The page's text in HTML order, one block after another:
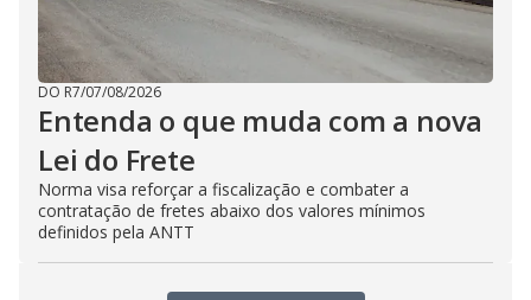
DO R7/07/08/2026
Entenda o que muda com a nova
Lei do Frete
Norma visa reforçar a fiscalização e combater a
contratação de fretes abaixo dos valores mínimos
definidos pela ANTT